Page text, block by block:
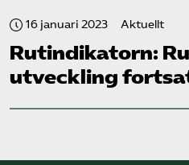
16 januari 2023 Aktuellt
Rut­indikatorn:
utveckling